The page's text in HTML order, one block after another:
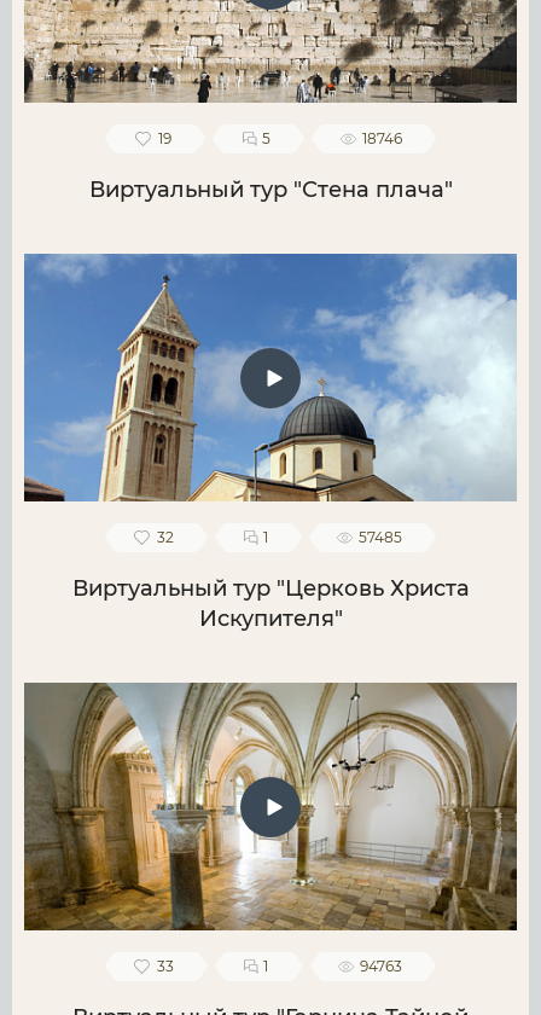
19 5 18746
Виртуальный тур "Стена плача"
32 1 57485
Виртуальный тур "Церковь Христа
Искупителя"
33 1 94763